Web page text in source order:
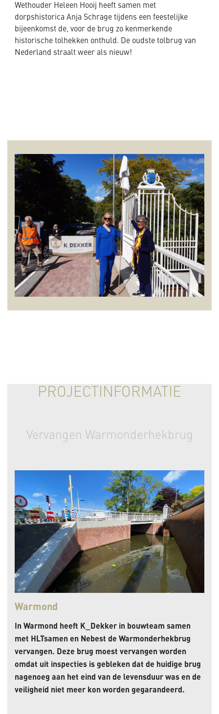
Wethouder Heleen Hooij heeft samen met
dorpshistorica Anja Schrage tijdens een feestelijke
bijeenkomst de, voor de brug zo kenmerkende
historische tolhekken onthuld. De oudste tolbrug van
Nederland straalt weer als nieuw!
PROJECTINFORMATIE
Vervangen Warmonderhekbrug
Warmond
In Warmond heeft K_Dekker in bouwteam samen
met HLTsamen en Nebest de Warmonderhekbrug
vervangen. Deze brug moest vervangen worden
omdat uit inspecties is gebleken dat de huidige brug
nagenoeg aan het eind van de levensduur was en de
veiligheid niet meer kon worden gegarandeerd.